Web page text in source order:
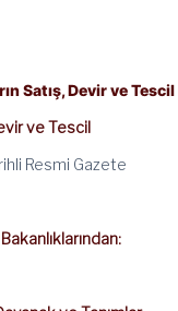
Satış, Devir ve
ve Tescil
Resmi Gazete